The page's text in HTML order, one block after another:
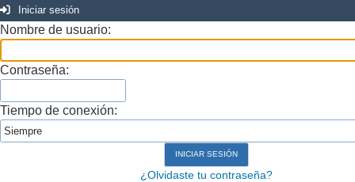
Iniciar sesión
Nombre de usuario:
Contraseña:
Tiempo de conexión:
¿Olvidaste tu contraseña?